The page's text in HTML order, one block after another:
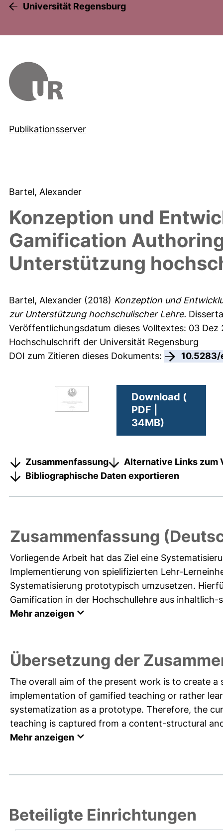
Universität Regensburg
Publikationsserver
Bartel, Alexander
Konzeption und
Gamification
Unterstützung
Bartel, Alexander (2018) Konzeption und
zur Unterstützung hochschulischer Lehre.
Veröffentlichungsdatum dieses Volltextes: 03 Dez
Hochschulschrift der Universität Regensburg
DOI zum Zitieren dieses Dokuments:
Download (
PDF |
34MB)
Zusammenfassung
Alternative Links zum
Bibliographische Daten exportieren
Zusammenfassung
Vorliegende Arbeit hat das Ziel eine
Implementierung von spielifizierten Lehr-
Systematisierung prototypisch umzusetzen.
Gamification in der Hochschullehre aus inhaltlich-
Mehr anzeigen
Übersetzung der
The overall aim of the present work is to create
implementation of gamified teaching or rather
systematization as a prototype. Therefore, the
teaching is captured from a content-structural
Mehr anzeigen
Beteiligte Einrichtungen